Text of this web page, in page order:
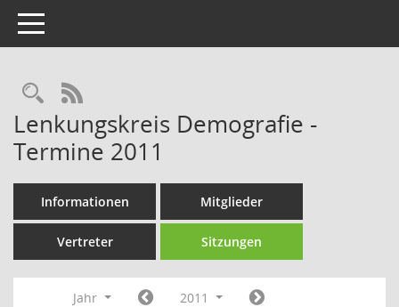
Toggle navigation
Rechercheauswahl
RSS-Feed
Lenkungskreis Demografie -
Termine 2011
Informationen Mitglieder
Vertreter Sitzungen
Jahr
2011